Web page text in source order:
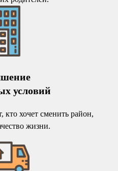
условий
кто хочет сменить район,
жизни.